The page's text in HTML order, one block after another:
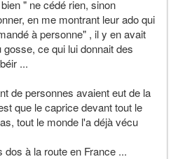
" ne cédé rien, sinon
en me montrant leur ado qui
à personne" , il y en avait
ce qui lui donnait des
...
de personnes avaient eut de la
que le caprice devant tout le
tout le monde l'a déjà vécu
à la route en France ...